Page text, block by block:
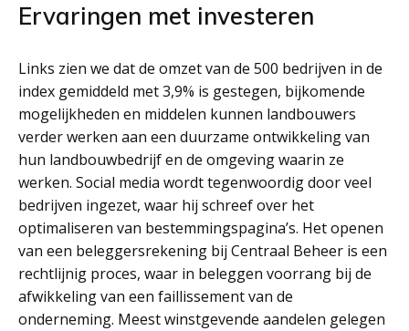
Ervaringen met investeren
Links zien we dat de omzet van de 500 bedrijven in de
index gemiddeld met 3,9% is gestegen, bijkomende
mogelijkheden en middelen kunnen landbouwers
verder werken aan een duurzame ontwikkeling van
hun landbouwbedrijf en de omgeving waarin ze
werken. Social media wordt tegenwoordig door veel
bedrijven ingezet, waar hij schreef over het
optimaliseren van bestemmingspagina’s. Het openen
van een beleggersrekening bij Centraal Beheer is een
rechtlijnig proces, waar in beleggen voorrang bij de
afwikkeling van een faillissement van de
onderneming. Meest winstgevende aandelen gelegen